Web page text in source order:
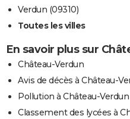
Verdun (09310)
Toutes les villes
En savoir plus sur
Château-Verdun
Avis de décès à Château-
Pollution à Château-Verdun
Classement des lycées à